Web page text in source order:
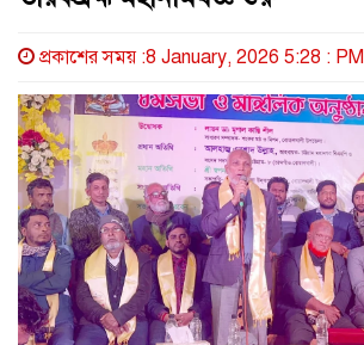
প্রকাশের সময় :8 January, 2026 5:28 : PM